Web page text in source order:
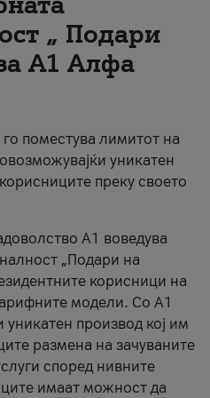
„ Подари
А1 Алфа
поместува лимитот на
уникатен
преку своето
А1 воведува
„Подари на
корисници на
модели. Со A1
уникатен производ кој им
размена на зачуваните
според нивните
имаат можност да